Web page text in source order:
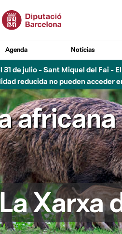
Agenda Noticias
31 de julio - Sant Miquel del Fai -
reducida no pueden acceder
africana
Xarxa